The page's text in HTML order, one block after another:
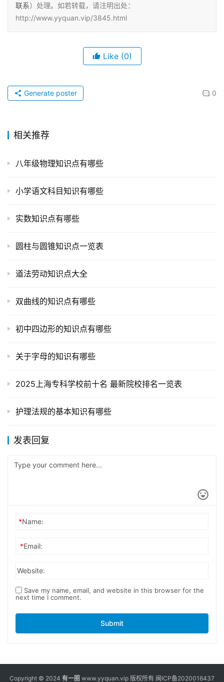
联系）处理。如若转载，请注明出处：
http://www.yyquan.vip/3845.html
Like (0)
0
Generate poster
相关推荐
八年级物理知识点有哪些
小学语文科目知识有哪些
实数知识点有哪些
圆柱与圆锥知识点一览表
道法劳动知识点大全
双曲线的知识点有哪些
初中四边形的知识点有哪些
关于字母的知识有哪些
2025上海专科学校前十名 最新院校排名一览表
护理法规的基本知识有哪些
发表回复
*Name:
*Email:
Website:
Save my name, email, and website in this browser for the
next time I comment.
Submit
Copyright © 2024 有一圈 www.yyquan.vip 版权所有 闽ICP备2020016437